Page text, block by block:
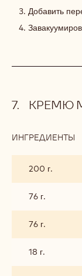
Добавить
КРЕМЮ
ИНГРЕДИЕНТЫ
200 г.
76 г.
76 г.
18 г.